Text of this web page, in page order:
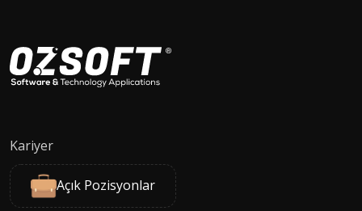
Kariyer
Açık Pozisyonlar